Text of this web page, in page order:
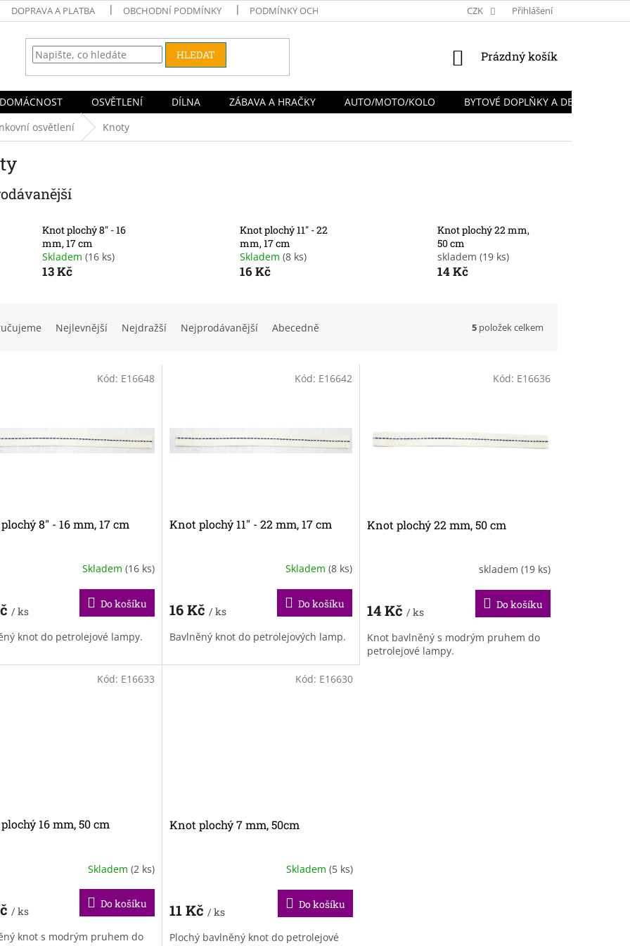
DOPRAVA A PLATBA OBCHODNÍ PODMÍNKY PODMÍNKY OCHRANY OSOBNÍCH ÚDAJŮ REKLAMACE A VRÁCENÍ ZBOŽÍ
CZK Přihlášení
HLEDAT
NÁKUPNÍ
Prázdný košík
DOMÁCNOST OSVĚTLENÍ DÍLNA ZÁBAVA A HRAČKY AUTO/MOTO/KOLO
BYTOVÉ DOPLŇKY A DEKORACE
osvětlení Knoty
Knot plochý 8" - 16
mm, 17 cm
Skladem (16 ks)
13 Kč
Knot plochý 11" - 22
mm, 17 cm
Skladem (8 ks)
16 Kč
Knot plochý 22 mm,
50 cm
skladem (19 ks)
14 Kč
Nejlevnější Nejdražší Nejprodávanější Abecedně 5 položek celkem
8" - 16 mm, 17 cm
Skladem (16 ks)
/ ks
Do košíku
knot do petrolejové lampy.
Kód: E16648
Knot plochý 11" - 22 mm, 17 cm
Skladem (8 ks)
16 Kč / ks
Do košíku
Bavlněný knot do petrolejových lamp.
Kód: E16642
Knot plochý 22 mm, 50 cm
skladem (19 ks)
14 Kč / ks
Do košíku
Knot bavlněný s modrým pruhem do
petrolejové lampy.
Kód: E16636
16 mm, 50 cm
Skladem (2 ks)
/ ks
Do košíku
knot s modrým pruhem do
Kód: E16633
Knot plochý 7 mm, 50cm
Skladem (5 ks)
11 Kč / ks
Do košíku
Plochý bavlněný knot do petrolejové
Kód: E16630